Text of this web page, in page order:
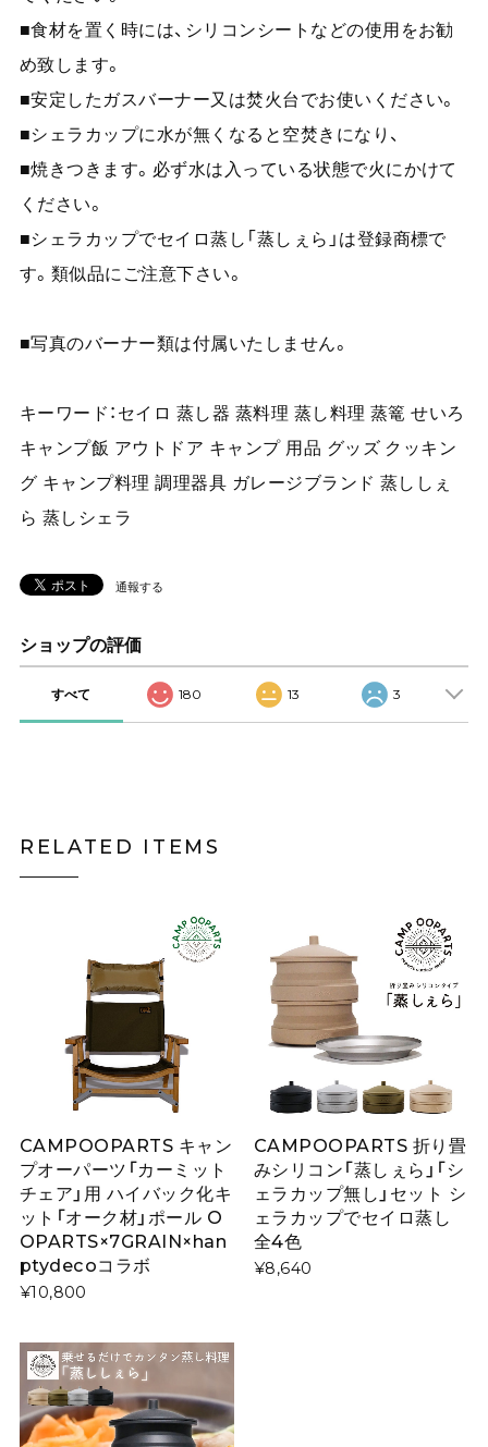
■食材を置く時には、シリコンシートなどの使用をお勧
め致します。
■安定したガスバーナー又は焚火台でお使いください。
■シェラカップに水が無くなると空焚きになり、
■焼きつきます。必ず水は入っている状態で火にかけて
ください。
■シェラカップでセイロ蒸し「蒸しぇら」は登録商標で
す。類似品にご注意下さい。
■写真のバーナー類は付属いたしません。
キーワード：セイロ 蒸し器 蒸料理 蒸し料理 蒸篭 せいろ
キャンプ飯 アウトドア キャンプ 用品 グッズ クッキン
グ キャンプ料理 調理器具 ガレージブランド 蒸ししぇ
ら 蒸しシェラ
通報する
ショップの評価
すべて 180 13 3
RELATED ITEMS
CAMPOOPARTS キャン
プオーパーツ「カーミット
チェア」用 ハイバック化キ
ット「オーク材」ポール O
OPARTS×7GRAIN×han
ptydecoコラボ
¥10,800
CAMPOOPARTS 折り畳
みシリコン「蒸しぇら」「シ
ェラカップ無し」セット シ
ェラカップでセイロ蒸し
全4色
¥8,640